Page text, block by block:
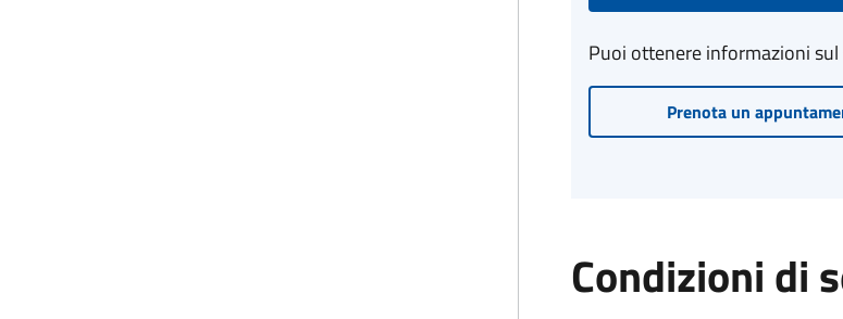
Puoi ottenere informazioni
Prenota un
Condizioni di